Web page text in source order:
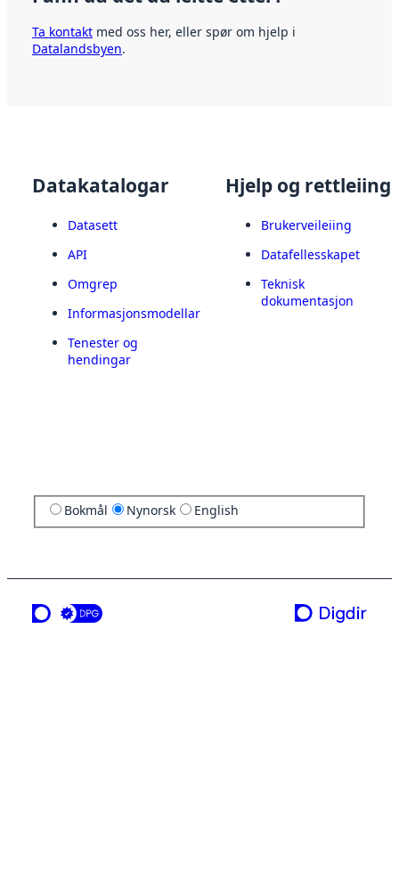
Ta kontakt med oss her, eller spør om hjelp i
Datalandsbyen.
Datakatalogar
Datasett
API
Omgrep
Informasjonsmodellar
Tenester og
hendingar
Hjelp og rettleiing
Brukerveileiing
Datafellesskapet
Teknisk
dokumentasjon
Bokmål Nynorsk English